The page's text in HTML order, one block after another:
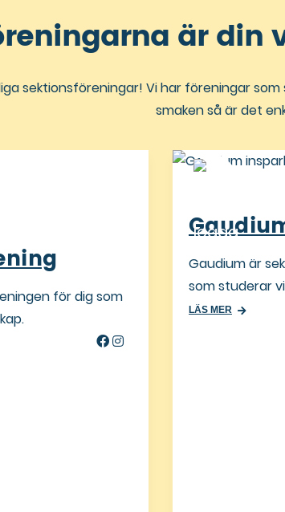
är
sektionsföreningar! Vi har föreningar
smaken så är det
för dig